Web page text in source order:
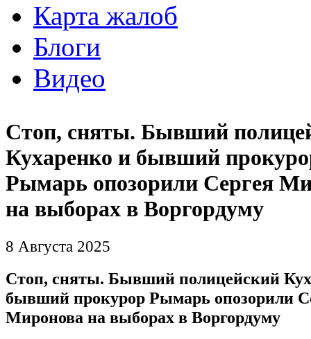
Карта жалоб
Блоги
Видео
Стоп, сняты. Бывший
Кухаренко и бывший
Рымарь опозорили Сергея
на выборах в Воргордуму
8 Августа 2025
Стоп, сняты. Бывший полицейский
бывший прокурор Рымарь опозорили
Миронова на выборах в Воргордуму